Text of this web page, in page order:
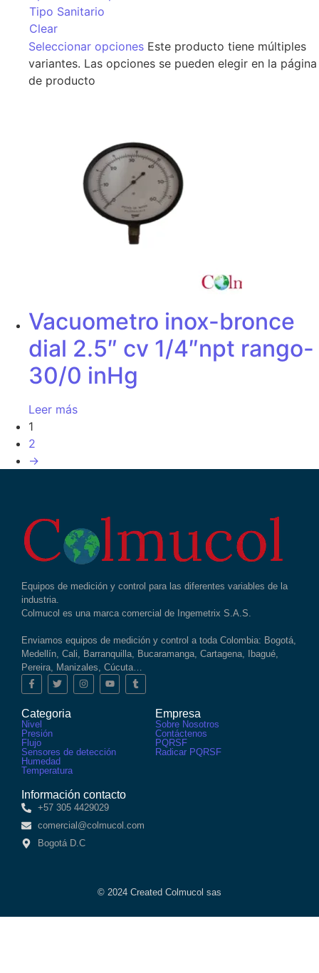
Tipo Sanitario
Clear
Seleccionar opciones Este producto tiene múltiples
variantes. Las opciones se pueden elegir en la página
de producto
Vacuometro inox-bronce
dial 2.5″ cv 1/4″npt rango-
30/0 inHg
Leer más
1
2
→
Equipos de medición y control para las diferentes variables de la
industria.
Colmucol es una marca comercial de Ingemetrix S.A.S.
Enviamos equipos de medición y control a toda Colombia: Bogotá,
Medellín, Cali, Barranquilla, Bucaramanga, Cartagena, Ibagué,
Pereira, Manizales, Cúcuta…
Categoria
Nivel
Presión
Flujo
Sensores de detección
Humedad
Temperatura
Empresa
Sobre Nosotros
Contáctenos
PQRSF
Radicar PQRSF
Información contacto
+57 305 4429029
comercial@colmucol.com
Bogotá D.C
© 2024 Created Colmucol sas